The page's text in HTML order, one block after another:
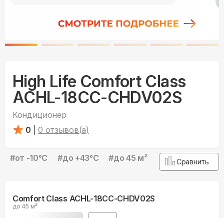
High Life Comfort Class
ACHL-18CC-CHDV02S
Кондиционер
0
0 отзывов(а)
#от -10°С #до +43°С #до 45 м² Сравнить
Comfort Class ACHL-18CC-CHDV02S
до 45 м²